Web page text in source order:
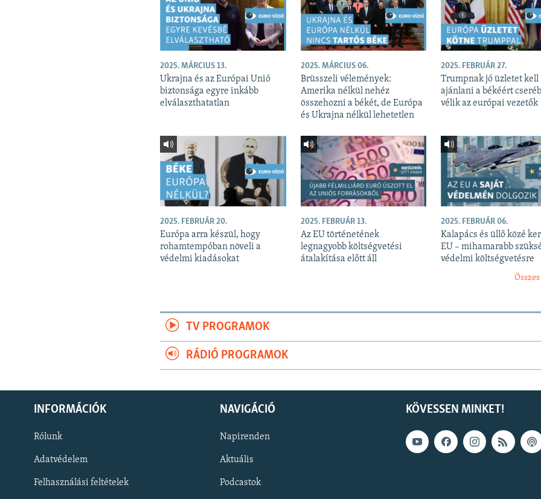
2025. MÁRCIUS 13.
Ukrajna és az Európai Unió
biztonsága egyre inkább
elválaszthatatlan
2025. MÁRCIUS 06.
Brüsszeli vélemények:
Amerika nélkül nehéz
összehozni a békét, de Európa
és Ukrajna nélkül lehetetlen
2025. FEBRUÁR 27.
Trumpnak jó üzletet kell
ajánlani a békéért
vélik az európai vezetők
2025. FEBRUÁR 20.
Európa arra készül, hogy
rohamtempóban növeli a
védelmi kiadásokat
2025. FEBRUÁR 13.
Az EU történetének
legnagyobb költségvetési
átalakítása előtt áll
2025. FEBRUÁR 06.
Kalapács és üllő közé
EU – mihamarabb
védelmi költségvetésre
TV PROGRAMOK
RÁDIÓ PROGRAMOK
KÖVESSEN MINKET!
INFORMÁCIÓK
Rólunk
Adatvédelem
Felhasználási feltételek
NAVIGÁCIÓ
Napirenden
Aktuális
Podcastok